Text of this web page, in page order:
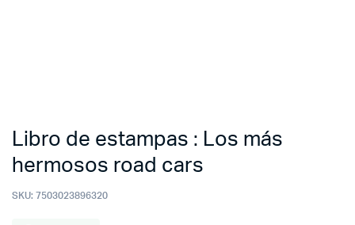
Libro de estampas : Los más
hermosos road cars
SKU: 7503023896320